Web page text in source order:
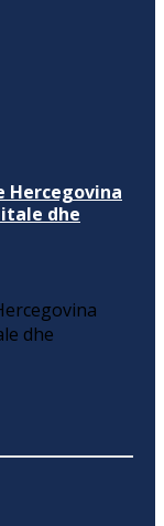
Hercegovina
dhe
dhe